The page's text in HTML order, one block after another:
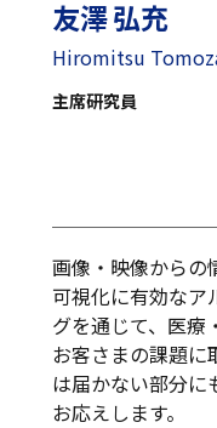
友澤 弘充
Hiromitsu
主席研究員
画像・映像からの
可視化に有効なア
グを通じて、医療
お客さまの課題に
は届かない部分に
お応えします。